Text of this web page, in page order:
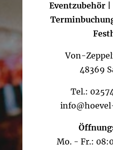
Eventzubehör
Von-
48369
Tel.:
Mo. - Fr.: